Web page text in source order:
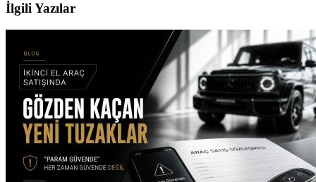
İlgili Yazılar